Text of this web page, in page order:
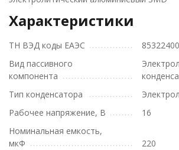
Характеристики
ТН ВЭД коды ЕАЭС
Вид пассивного
компонента
Тип конденсатора
Рабочее напряжение, В
16
Номинальная емкость,
мкФ
220